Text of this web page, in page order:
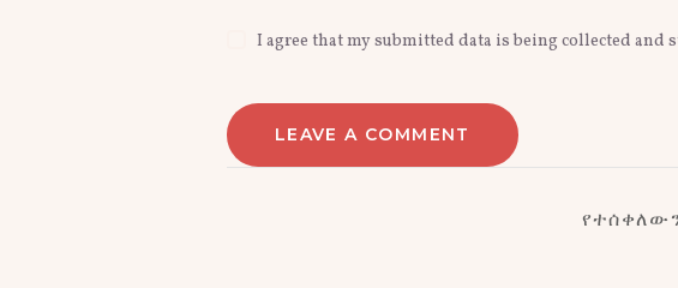
I agree that my submitted data is being collected and